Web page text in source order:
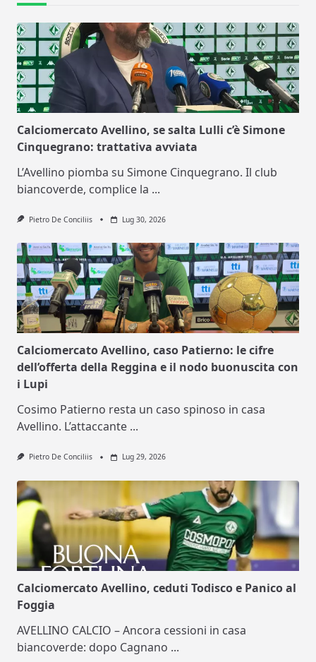
Calciomercato Avellino, se salta Lulli c’è Simone
Cinquegrano: trattativa avviata
L’Avellino piomba su Simone Cinquegrano. Il club
biancoverde, complice la ...
Pietro De Conciliis Lug 30, 2026
Calciomercato Avellino, caso Patierno: le cifre
dell’offerta della Reggina e il nodo buonuscita con
i Lupi
Cosimo Patierno resta un caso spinoso in casa
Avellino. L’attaccante ...
Pietro De Conciliis Lug 29, 2026
Calciomercato Avellino, ceduti Todisco e Panico al
Foggia
AVELLINO CALCIO – Ancora cessioni in casa
biancoverde: dopo Cagnano ...